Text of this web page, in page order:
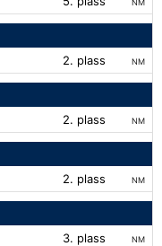
NM
2. plass NM
2. plass NM
2. plass NM
3. plass NM